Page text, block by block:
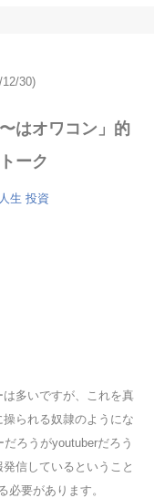
30)
はオワコン」的
ーク
生 投資
は多いですが、これを真
られる奴隷のようにな
ろうがyoutuberだろう
信しているということ
必要があります。